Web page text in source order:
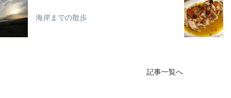
海岸までの散歩
記事一覧へ